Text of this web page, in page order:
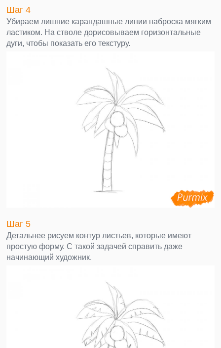
Шаг 4
Убираем лишние карандашные линии наброска мягким
ластиком. На стволе дорисовываем горизонтальные
дуги, чтобы показать его текстуру.
Шаг 5
Детальнее рисуем контур листьев, которые имеют
простую форму. С такой задачей справить даже
начинающий художник.